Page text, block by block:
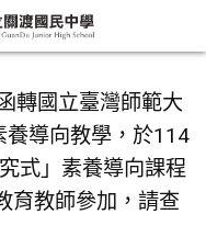
轉國立臺灣師範大
導向教學，於114
式」素養導向課程
育教師參加，請查